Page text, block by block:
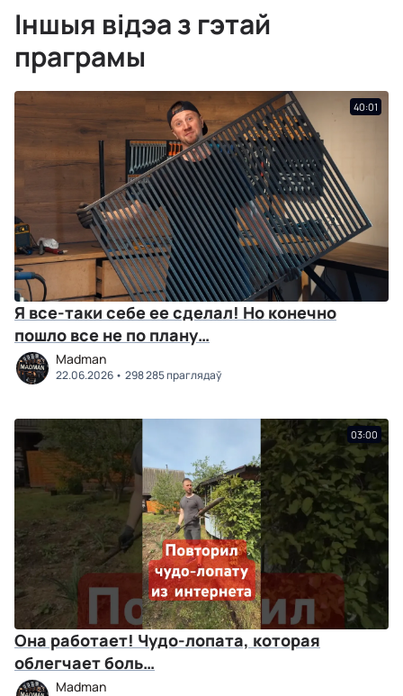
Іншыя відэа з гэтай
праграмы
40:01
Я все-таки себе ее сделал! Но конечно
пошло все не по плану…
Madman
22.06.2026 298 285 праглядаў
03:00
Она работает! Чудо-лопата, которая
облегчает боль…
Madman